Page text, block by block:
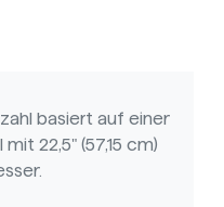
basiert auf einer
22,5" (57,15 cm)